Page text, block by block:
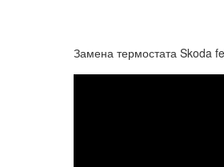
Замена термостата Skoda